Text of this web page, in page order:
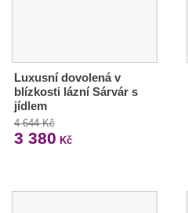
Luxusní dovolená v
blízkosti lázní Sárvár s
jídlem
4 644 Kč
3 380 Kč